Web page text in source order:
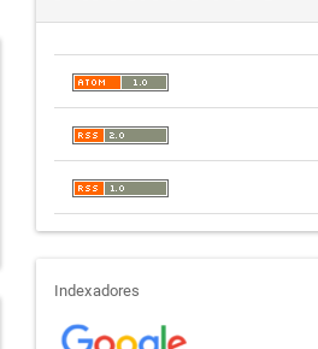
indexadores
Indexadores